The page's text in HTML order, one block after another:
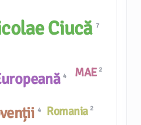
4
Romania 2
MAE 2
4
Ciucă7